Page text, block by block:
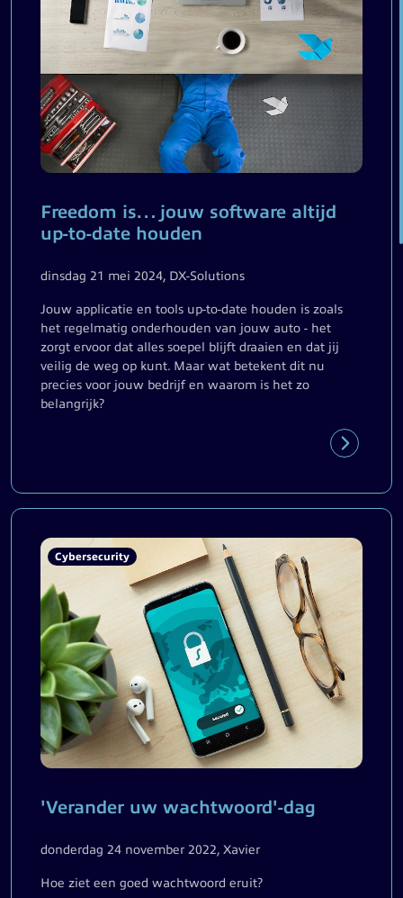
Freedom is… jouw software altijd
up-to-date houden
dinsdag 21 mei 2024, DX-Solutions
Jouw applicatie en tools up-to-date houden is zoals
het regelmatig onderhouden van jouw auto - het
zorgt ervoor dat alles soepel blijft draaien en dat jij
veilig de weg op kunt. Maar wat betekent dit nu
precies voor jouw bedrijf en waarom is het zo
belangrijk?
Cybersecurity
'Verander uw wachtwoord'-dag
donderdag 24 november 2022, Xavier
Hoe ziet een goed wachtwoord eruit?